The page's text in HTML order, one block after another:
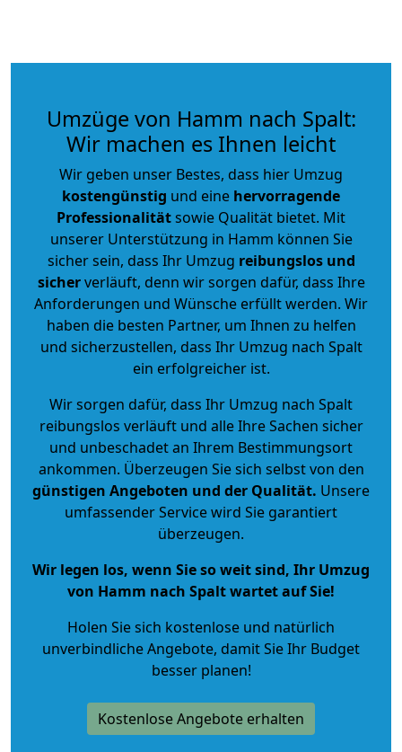
Umzüge von Hamm nach Spalt:
Wir machen es Ihnen leicht
Wir geben unser Bestes, dass hier Umzug
kostengünstig und eine hervorragende
Professionalitätsowie Qualität bietet. Mit
unserer Unterstützung in Hamm können Sie
sicher sein, dass Ihr Umzug reibungslos und
sicherverläuft, denn wir sorgen dafür, dass Ihre
Anforderungen und Wünsche erfüllt werden. Wir
haben die besten Partner, um Ihnen zu helfen
und sicherzustellen, dass Ihr Umzug nach Spalt
ein erfolgreicher ist.
Wir sorgen dafür, dass Ihr Umzug nach Spalt
reibungslos verläuft und alle Ihre Sachen sicher
und unbeschadet an Ihrem Bestimmungsort
ankommen. Überzeugen Sie sich selbst von den
günstigen Angeboten und der Qualität. Unsere
umfassender Service wird Sie garantiert
überzeugen.
Wir legen los, wenn Sie so weit sind, Ihr Umzug
von Hamm nach Spalt wartet auf Sie!
Holen Sie sich kostenlose und natürlich
unverbindliche Angebote, damit Sie Ihr Budget
besser planen!
Kostenlose Angebote erhalten